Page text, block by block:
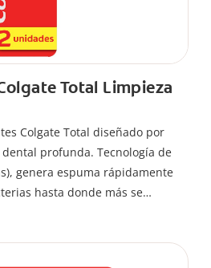
Total Limpieza
Colgate Total diseñado por
profunda. Tecnología de
genera espuma rápidamente
hasta donde más se